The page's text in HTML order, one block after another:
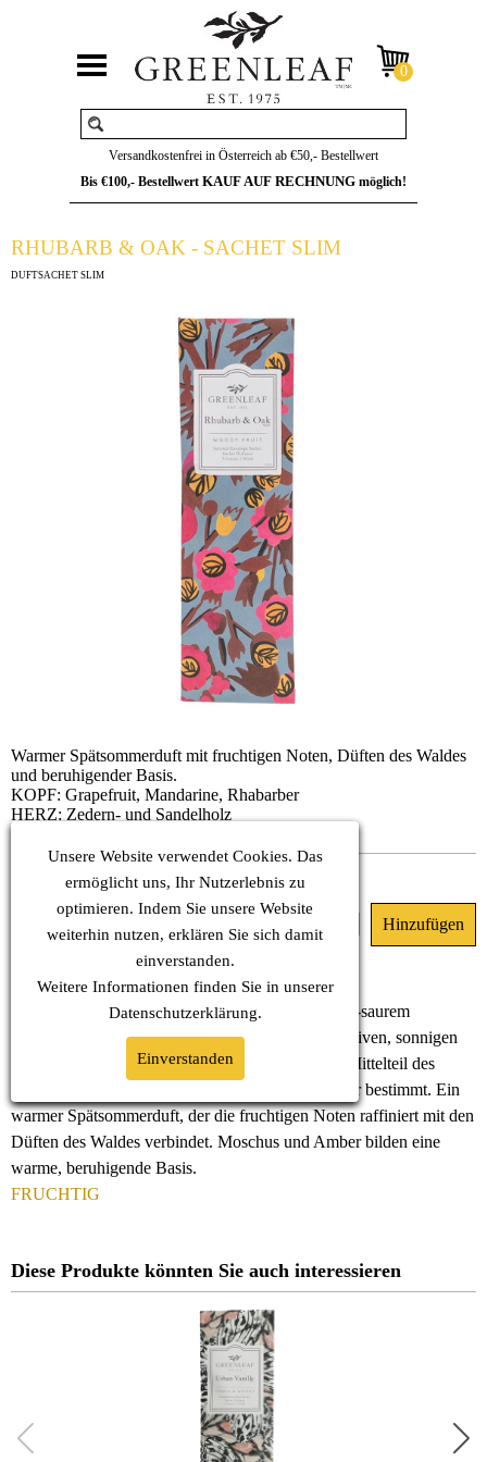
Versandkostenfrei in Österreich ab €50,- Bestellwert
Bis €100,- Bestellwert KAUF AUF RECHNUNG möglich!
RHUBARB & OAK - SACHET SLIM
DUFTSACHET SLIM
Warmer Spätsommerduft mit fruchtigen Noten, Düften des Waldes
und beruhigender Basis.
KOPF: Grapefruit, Mandarine, Rhabarber
HERZ: Zedern- und Sandelholz
Dieses Produkt ist nicht lieferbar.
(MwSt. Inkl.)
Bei Rhubarb & Oak werden die Aromen von herb-saurem
Rhabarber und Grapefruits begleitet von der intensiven, sonnigen
Süße leuchtender Mandarinen. Der harmonische Mittelteil des
Dufts wird durch die Hölzer von Sandel und Zeder bestimmt. Ein
warmer Spätsommerduft, der die fruchtigen Noten raffiniert mit den
Düften des Waldes verbindet. Moschus und Amber bilden eine
warme, beruhigende Basis.
FRUCHTIG
Diese Produkte könnten Sie auch interessieren
Unsere Website verwendet Cookies. Das
ermöglicht uns, Ihr Nutzerlebnis zu
optimieren. Indem Sie unsere Website
weiterhin nutzen, erklären Sie sich damit
einverstanden.
Weitere Informationen finden Sie in unserer
Datenschutzerklärung.
Einverstanden